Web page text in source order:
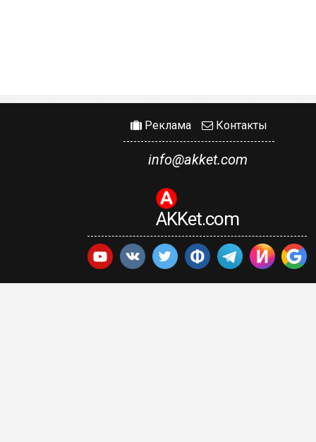
Реклама Контакты
info@akket.com
AKKet.com